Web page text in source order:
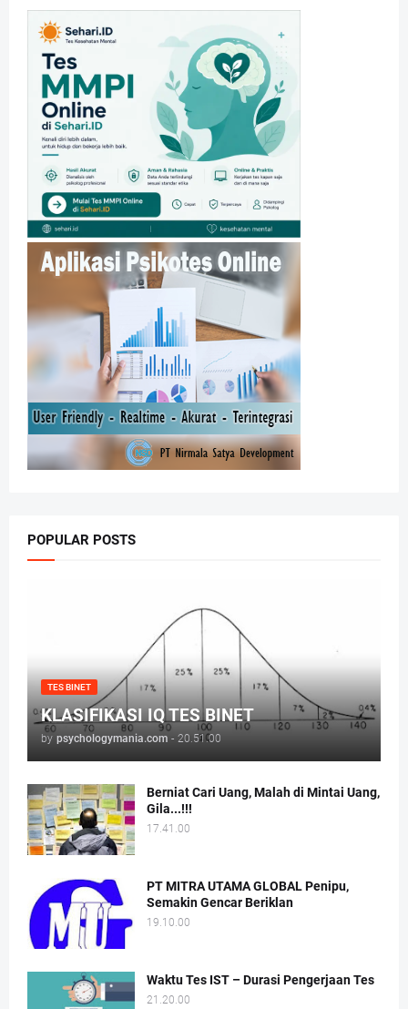
POPULAR POSTS
TES BINET
KLASIFIKASI IQ TES BINET
by psychologymania.com - 20.51.00
Berniat Cari Uang, Malah di Mintai Uang,
Gila...!!!
17.41.00
PT MITRA UTAMA GLOBAL Penipu,
Semakin Gencar Beriklan
19.10.00
Waktu Tes IST – Durasi Pengerjaan Tes
21.20.00